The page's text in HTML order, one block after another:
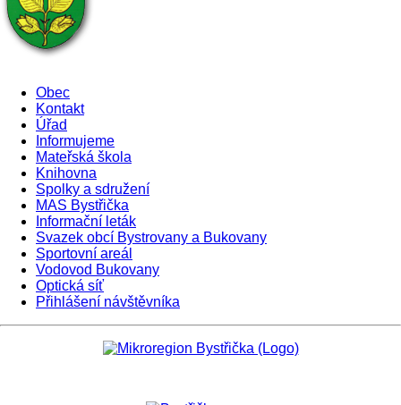
Obec
Kontakt
Úřad
Informujeme
Mateřská škola
Knihovna
Spolky a sdružení
MAS Bystřička
Informační leták
Svazek obcí Bystrovany a Bukovany
Sportovní areál
Vodovod Bukovany
Optická síť
Přihlášení návštěvníka